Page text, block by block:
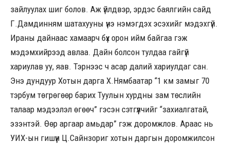
зайлуулах шиг болов. Аж үйлдвэр, эрдэс баялгийн сайд
Г.Дамдинням шатахууны үнэ нэмэгдэх эсэхийг мэдэхгүй.
Ираны дайнаас хамаарч бүх орон ийм байгаа гэж
мэдэмхийрээд авлаа. Дайн болсон тулдаа гайгүй
хариулав уу, яав. Тэрнээс ч асар далий хариулдаг сан.
Энэ дундуур Хотын дарга Х.Нямбаатар “1 км замыг 70
тэрбум төгрөгөөр барих Туулын хурдны зам төслийн
талаар мэдээлэл өгөөч” гэсэн сэтгүүлчийг “захиалгатай,
эзэнтэй. Өөр аргаар амьдар” гэж доромжлов. Араас нь
УИХ-ын гишүүн Ц.Сайнзориг хотын даргын доромжилсон